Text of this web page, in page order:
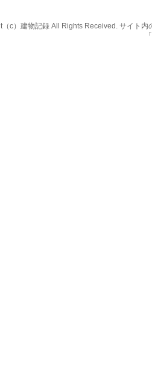
c）建物記録 All Rights Received. サイト